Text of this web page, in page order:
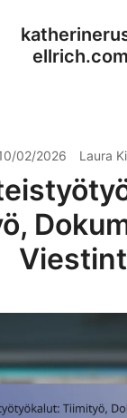
ellrich.com
02/2026 Laura